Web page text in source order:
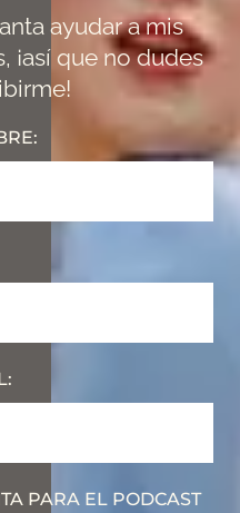
ayudar a mis
¡así que no dudes
PARA EL PODCAST